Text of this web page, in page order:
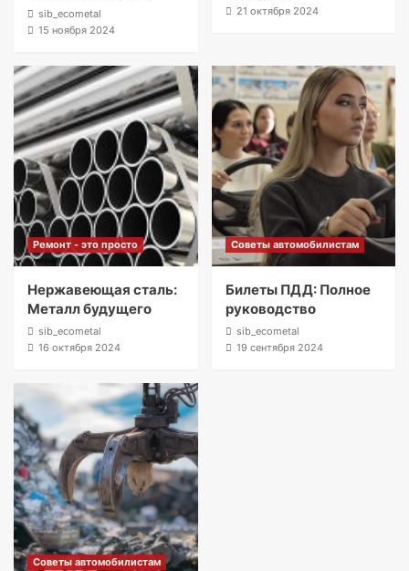
sib_ecometal
15 ноября 2024
21 октября 2024
Ремонт - это просто
Нержавеющая сталь:
Металл будущего
sib_ecometal
16 октября 2024
Советы автомобилистам
Билеты ПДД: Полное
руководство
sib_ecometal
19 сентября 2024
Советы автомобилистам